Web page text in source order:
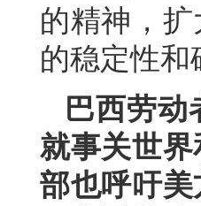
的精神，
的稳定性和
巴西劳
就事关世
部也呼吁